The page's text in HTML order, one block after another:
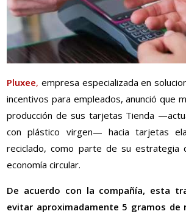
Pluxee, empresa especializada en
incentivos para empleados, anunció que
producción de sus tarjetas Tienda
con plástico virgen— hacia tarjetas
reciclado, como parte de su estrategia
economía circular.
De acuerdo con la compañía, esta
evitar aproximadamente 5 gramos de